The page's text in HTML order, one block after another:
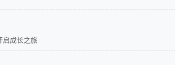
启成长之旅